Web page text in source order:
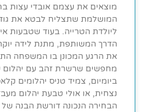
מוצאים את עצמם אובדי עצות
המושלמת שתצליח לבטא את
ליולדת הטרייה. בעוד שטבעות
הדרך המשותפת, מתנת לידה
את הרגע המכונן בו המשפחה
מחפשים שרשרת זהב עם יהלום
ביומיום, צמיד טניס יהלומים
נצחית, או אולי טבעת יהלום
הבחירה הנכונה דורשת הבנה של